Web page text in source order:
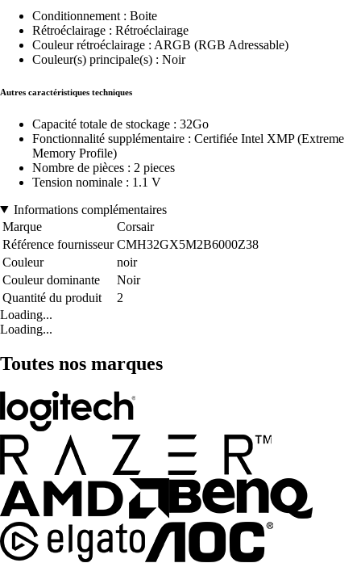
Conditionnement : Boite
Rétroéclairage : Rétroéclairage
Couleur rétroéclairage : ARGB (RGB Adressable)
Couleur(s) principale(s) : Noir
Autres caractéristiques techniques
Capacité totale de stockage : 32Go
Fonctionnalité supplémentaire : Certifiée Intel XMP (Extreme
Memory Profile)
Nombre de pièces : 2 pieces
Tension nominale : 1.1 V
Informations complémentaires
Marque
Corsair
Référence fournisseur CMH32GX5M2B6000Z38
Couleur
noir
Couleur dominante
Noir
Quantité du produit
2
Loading...
Loading...
Toutes nos marques